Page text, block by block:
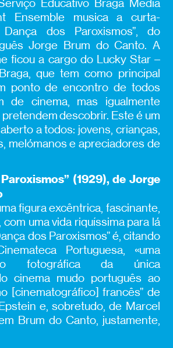
Educativo Braga Media
Ensemble musica a curta-
dos Paroxismos”, do
Jorge Brum do Canto. A
ficou a cargo do Lucky Star –
que tem como principal
ponto de encontro de todos
de cinema, mas igualmente
descobrir. Este é um
a todos: jovens, crianças,
melómanos e apreciadores de
(1929), de Jorge
figura excêntrica, fascinante,
uma vida riquíssima para lá
dos Paroxismos” é, citando
Portuguesa, «uma
fotográfica da única
cinema mudo português ao
[cinematográfico] francês” de
e, sobretudo, de Marcel
Brum do Canto, justamente,